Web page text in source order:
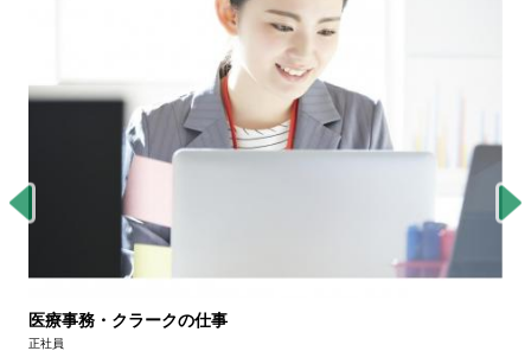
医療事務・クラークの仕事
正社員